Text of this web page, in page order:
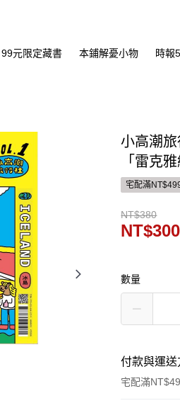
99元限定藏書 本鋪解憂小物 時報
小高潮
「雷克
宅配滿
NT$380
NT$300
數量
付款與運送
宅配滿